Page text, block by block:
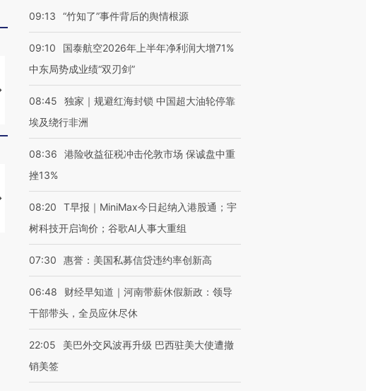
马航飞行员跨国走私7万
粒摇头丸 尿检体内含3种
泽连斯基密集出访美英 索
秘鲁纳斯卡观光飞机坠毁
【推广】走进第四届链博
会，让数智科技“链”接产
【特别呈现】寻找100种
有意思的生活方式·第三对
CFO：不靠规模取胜，华
09:13 “竹知了”事件背后的舆情根源
09:10
国泰航空2026年上半年净利润大增71%
中东局势成业绩“双刃剑”
08:45
独家｜规避红海封锁 中国超大油轮停靠
埃及绕行非洲
08:36
港险收益征税冲击伦敦市场 保诚盘中重
挫13%
08:20
T早报｜MiniMax今日起纳入港股通；宇
树科技开启询价；谷歌AI人事大重组
07:30 惠誉：美国私募信贷违约率创新高
06:48
财经早知道｜河南带薪休假新政：领导
干部带头，全员应休尽休
22:05
美巴外交风波再升级 巴西驻美大使遭撤
销美签